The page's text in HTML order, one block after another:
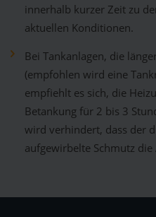
innerhalb kurzer Zeit zu
aktuellen Konditionen.
Bei Tankanlagen, die
(empfohlen wird eine
empfiehlt es sich, die
Betankung für 2 bis 3
wird verhindert, dass der
aufgewirbelte Schmutz